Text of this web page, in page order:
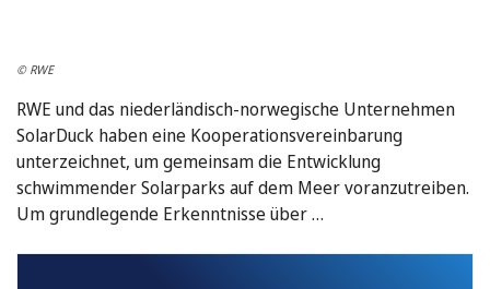
© RWE
RWE und das niederländisch-norwegische Unternehmen
SolarDuck haben eine Kooperationsvereinbarung
unterzeichnet, um gemeinsam die Entwicklung
schwimmender Solarparks auf dem Meer voranzutreiben.
Um grundlegende Erkenntnisse über …